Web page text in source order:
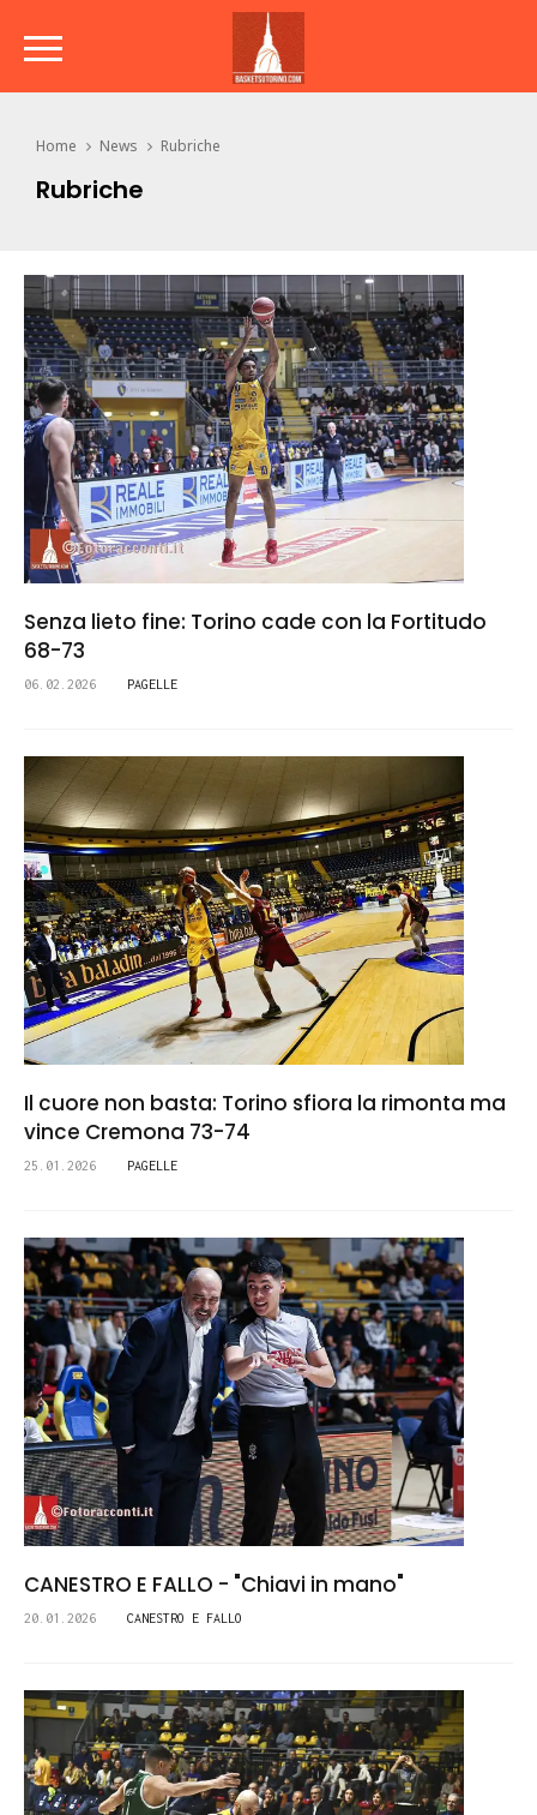
Home News Rubriche
Rubriche
Senza lieto fine: Torino cade con la Fortitudo
68-73
06.02.2026 PAGELLE
Il cuore non basta: Torino sfiora la rimonta ma
vince Cremona 73-74
25.01.2026 PAGELLE
CANESTRO E FALLO - "Chiavi in mano"
20.01.2026 CANESTRO E FALLO